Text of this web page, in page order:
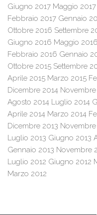
Giugno 2017 Maggio 2017
Febbraio 2017 Gennaio
Ottobre 2016 Settembre
Giugno 2016 Maggio 2016
Febbraio 2016 Gennaio
Ottobre 2015 Settembre
Aprile 2015 Marzo 2015
Dicembre 2014 Novembre
Agosto 2014 Luglio 2014
Aprile 2014 Marzo 2014
Dicembre 2013 Novembre
Luglio 2013 Giugno 2013
Gennaio 2013 Novembre
Luglio 2012 Giugno 2012
Marzo 2012